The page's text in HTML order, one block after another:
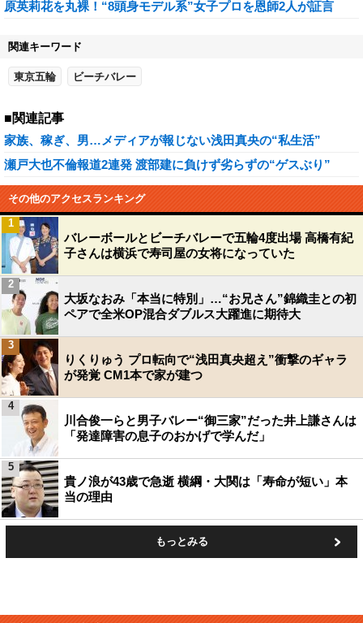
原英莉花を丸裸！“8頭身モデル系”女子プロを恩師2人が証言
関連キーワード
東京五輪 ビーチバレー
■関連記事
家族、稼ぎ、男…メディアが報じない浅田真央の“私生活”
瀬戸大也不倫報道2連発 渡部建に負けず劣らずの“ゲスぶり”
その他のアクセスランキング
バレーボールとビーチバレーで五輪4度出場 高橋有紀
子さんは横浜で寿司屋の女将になっていた
1
大坂なおみ「本当に特別」…“お兄さん”錦織圭との初
ペアで全米OP混合ダブルス大躍進に期待大
2
りくりゅう プロ転向で“浅田真央超え”衝撃のギャラ
が発覚 CM1本で家が建つ
3
川合俊一らと男子バレー“御三家”だった井上謙さんは
「発達障害の息子のおかげで学んだ」
4
貴ノ浪が43歳で急逝 横綱・大関は「寿命が短い」本
当の理由
5
もっとみる